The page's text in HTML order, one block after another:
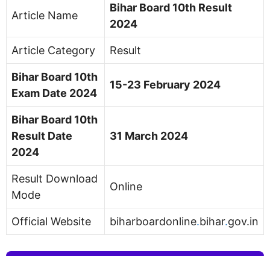
Article Name
Bihar Board 10th Result
2024
Article Category Result
Bihar Board 10th
Exam Date 2024
15-23 February 2024
Bihar Board 10th
Result Date
2024
31 March 2024
Result Download
Mode
Online
Official Website biharboardonline.bihar.gov.in